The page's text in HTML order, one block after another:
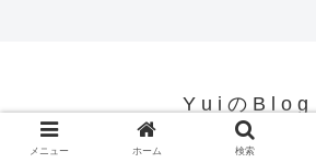
Y u i の B l o g
© 2019 Y u i の B l o g.
メニュー ホーム 検索